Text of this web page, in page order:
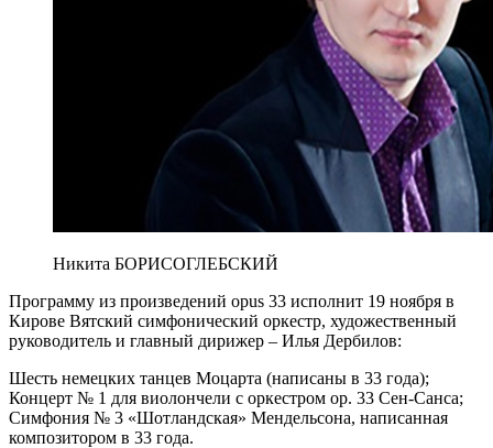
Никита БОРИСОГЛЕБСКИЙ
Программу из произведений opus 33 исполнит 19 ноября в
Кирове Вятский симфонический оркестр, художественный
руководитель и главный дирижер – Илья Дербилов:
Шесть немецких танцев Моцарта (написаны в 33 года);
Концерт № 1 для виолончели с оркестром ор. 33 Сен-Санса;
Симфония № 3 «Шотландская» Мендельсона, написанная
композитором в 33 года.